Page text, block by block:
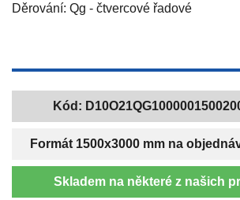
Děrování: Qg - čtvercové řadové
Kód:
Formát 1500x3000 mm na
Skladem na některé z našich